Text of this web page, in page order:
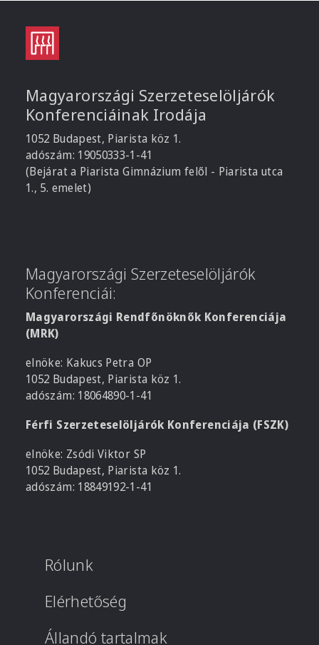
Magyarországi Szerzeteselöljárók
Konferenciáinak Irodája
1052 Budapest, Piarista köz 1.
adószám: 19050333-1-41
(Bejárat a Piarista Gimnázium felől - Piarista utca
1., 5. emelet)
Magyarországi Szerzeteselöljárók
Konferenciái:
Magyarországi Rendfőnöknők Konferenciája
(MRK)
elnöke: Kakucs Petra OP
1052 Budapest, Piarista köz 1.
adószám: 18064890-1-41
Férfi Szerzeteselöljárók Konferenciája (FSZK)
elnöke: Zsódi Viktor SP
1052 Budapest, Piarista köz 1.
adószám: 18849192-1-41
Rólunk
Elérhetőség
Állandó tartalmak